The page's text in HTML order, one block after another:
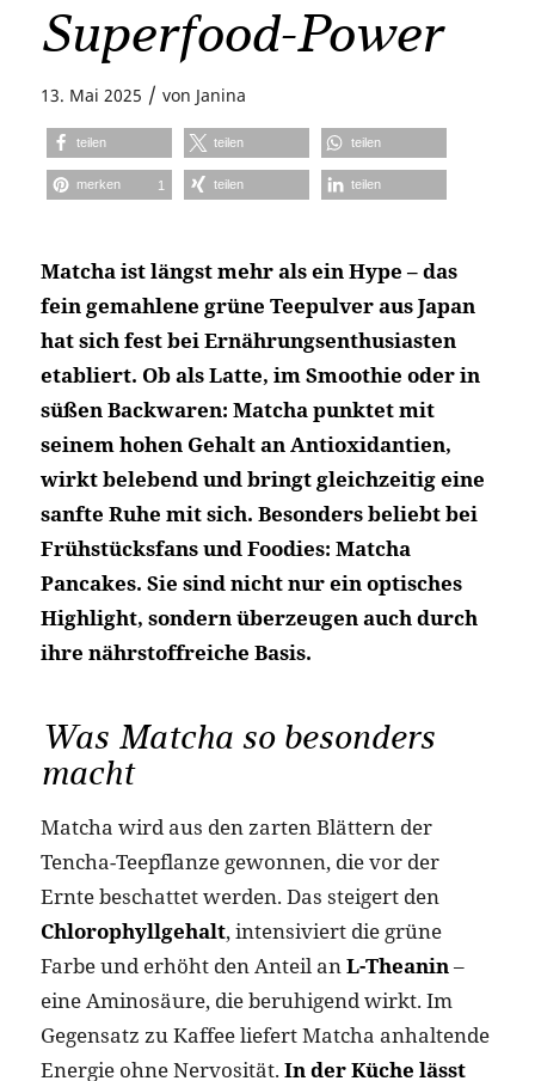
Superfood-Power
13. Mai 2025 / von Janina
teilen teilen teilen
merken 1 teilen teilen
Matcha ist längst mehr als ein Hype – das
fein gemahlene grüne Teepulver aus Japan
hat sich fest bei Ernährungsenthusiasten
etabliert. Ob als Latte, im Smoothie oder in
süßen Backwaren: Matcha punktet mit
seinem hohen Gehalt an Antioxidantien,
wirkt belebend und bringt gleichzeitig eine
sanfte Ruhe mit sich. Besonders beliebt bei
Frühstücksfans und Foodies: Matcha
Pancakes. Sie sind nicht nur ein optisches
Highlight, sondern überzeugen auch durch
ihre nährstoffreiche Basis.
Was Matcha so besonders
macht
Matcha wird aus den zarten Blättern der
Tencha-Teepflanze gewonnen, die vor der
Ernte beschattet werden. Das steigert den
Chlorophyllgehalt, intensiviert die grüne
Farbe und erhöht den Anteil anL-Theanin–
eine Aminosäure, die beruhigend wirkt. Im
Gegensatz zu Kaffee liefert Matcha anhaltende
Energie ohne Nervosität. In der Küche lässt